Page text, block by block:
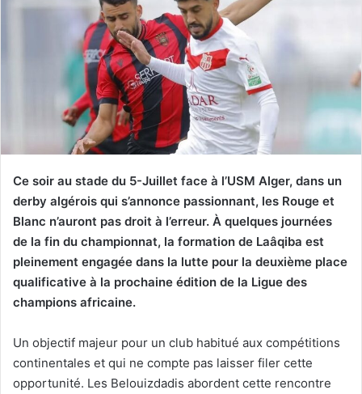
Ce soir au stade du 5-Juillet face à l’USM Alger, dans un
derby algérois qui s’annonce passionnant, les Rouge et
Blanc n’auront pas droit à l’erreur. À quelques journées
de la fin du championnat, la formation de Laâqiba est
pleinement engagée dans la lutte pour la deuxième place
qualificative à la prochaine édition de la Ligue des
champions africaine.
Un objectif majeur pour un club habitué aux compétitions
continentales et qui ne compte pas laisser filer cette
opportunité. Les Belouizdadis abordent cette rencontre